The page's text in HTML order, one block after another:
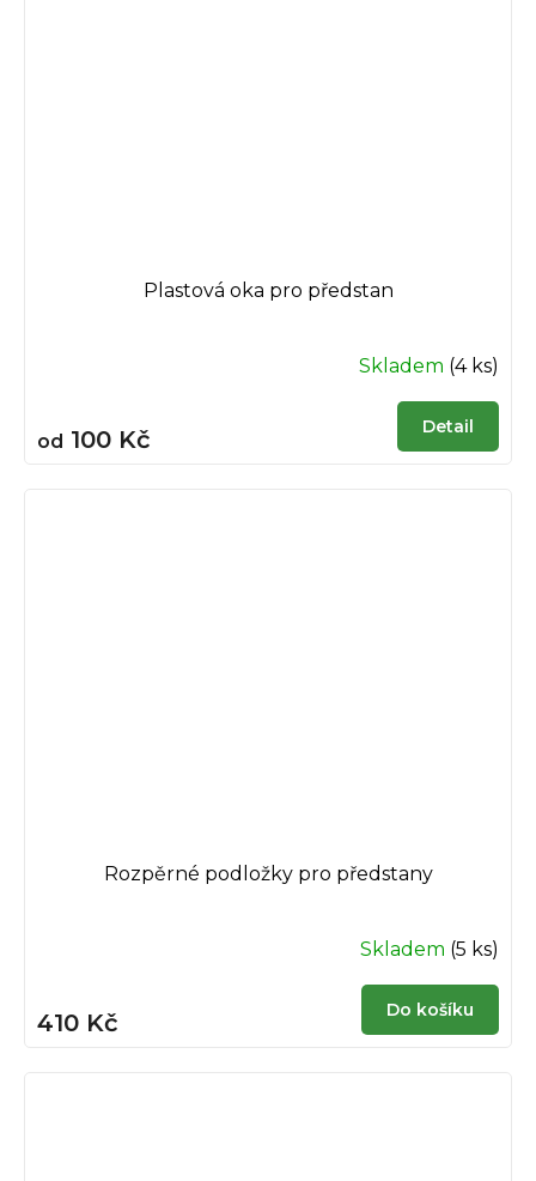
Plastová oka pro předstan
Skladem (4 ks)
od 100 Kč Detail
Rozpěrné podložky pro předstany
Skladem (5 ks)
410 Kč Do košíku